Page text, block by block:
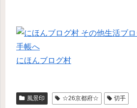
にほんブログ村
風景印 ☆26京都府☆ 切手